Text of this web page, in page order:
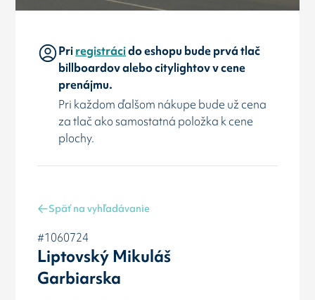
Priregistrácido eshopu bude prvá tlač
billboardov alebo citylightov v cene
prenájmu.
Pri každom ďalšom nákupe bude už cena
za tlač ako samostatná položka k cene
plochy.
Späť na vyhľadávanie
#1060724
Liptovský Mikuláš
Garbiarska